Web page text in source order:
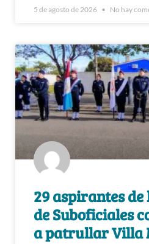
5 de agosto de 2026 No hay
29 aspirantes de
de Suboficiales
a patrullar Villa